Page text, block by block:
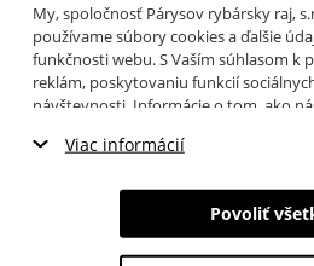
My, spoločnosť Párysov rybársky raj,
používame súbory cookies a ďalšie
funkčnosti webu. S Vaším súhlasom k
reklám, poskytovaniu funkcií
návštevnosti. Informácie o tom, ako
(napríklad Google).Tu
informáciami, ktoré ste im poskytli
toho, že používate ich služby. Tieto
ďalších úložísk, IP adresu a ďalšie
Viac informácií
Nevyhnutné cookies
Marketingové cookies
Povoliť